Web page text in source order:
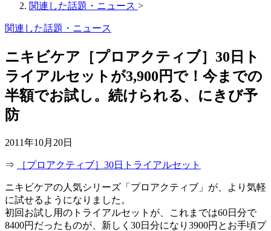
関連した話題・ニュース >
関連した話題・ニュース
ニキビケア［プロアクティブ］30日ト
ライアルセットが3,900円で！今までの
半額でお試し。続けられる、にきび予
防
2011年10月20日
⇒ ［プロアクティブ］30日トライアルセット
ニキビケアの人気シリーズ「プロアクティブ」が、より気軽
に試せるようになりました。
初回お試し用のトライアルセットが、これまでは60日分で
8400円だったものが、新しく30日分になり3900円とお手頃プ